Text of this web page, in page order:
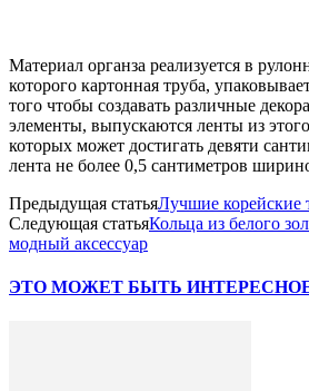
Материал органза реализуется в
которого картонная труба,
того чтобы создавать различные
элементы, выпускаются ленты из
которых может достигать девяти
лента не более 0,5 сантиметров
Предыдущая статьяЛучшие корейские
Следующая статьяКольца из белого
модный аксессуар
ЭТО МОЖЕТ БЫТЬ ИНТЕРЕСНО